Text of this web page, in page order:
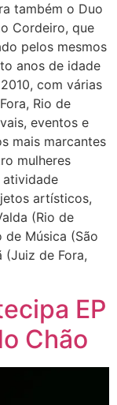
também o Duo
Cordeiro, que
pelos mesmos
anos de idade
com várias
Rio de
eventos e
mais marcantes
mulheres
artísticos,
(Rio de
de Música (São
(Juiz de Fora,
EP
Chão